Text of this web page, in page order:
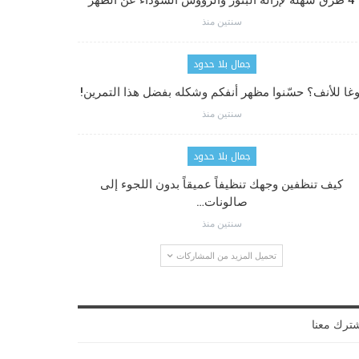
سنتين منذ
جمال بلا حدود
للأنف؟ حسّنوا مظهر أنفكم وشكله بفضل هذا التمرين!
سنتين منذ
جمال بلا حدود
كيف تنظفين وجهك تنظيفاً عميقاً بدون اللجوء إلى
صالونات…
سنتين منذ
تحميل المزيد من المشاركات
معنا